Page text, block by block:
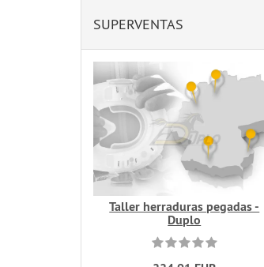
SUPERVENTAS
Taller herraduras pegadas -
Duplo